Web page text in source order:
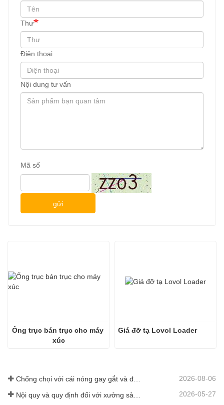
Thư
Điện thoại
Nội dung tư vấn
Mã số
gửi
Ống trục bán trục cho máy
xúc
Giá đỡ tạ Lovol Loader
Chống chọi với cái nóng gay gắt và đảm bảo giao hàng - Công ty đã hoàn thành xuất sắc nhiệm vụ vận chuyển phụ tùng máy xúc lật 2026-08-06
2026-05-27